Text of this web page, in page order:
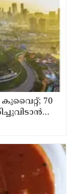
കുവൈറ്റ്; 70